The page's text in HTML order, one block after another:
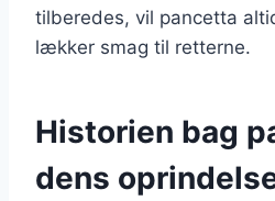
tilberedes, vil pancetta
lækker smag til retterne.
Historien bag
dens